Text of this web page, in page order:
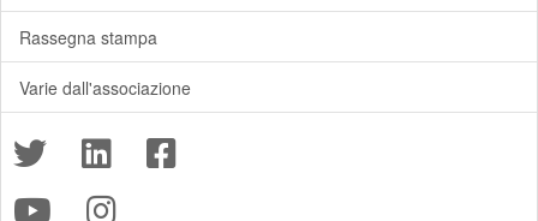
Rassegna stampa
Varie dall'associazione